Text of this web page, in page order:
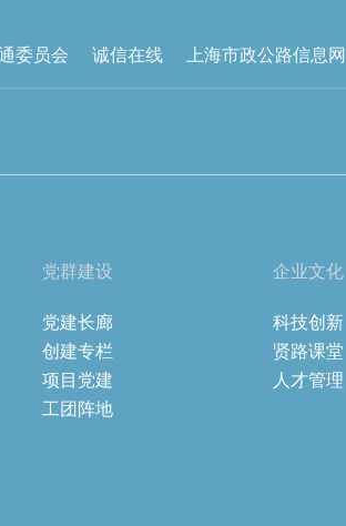
委员会 诚信在线 上海市政公路信息网
党群建设
党建长廊
创建专栏
项目党建
工团阵地
企业文化
科技创新
贤路课堂
人才管理